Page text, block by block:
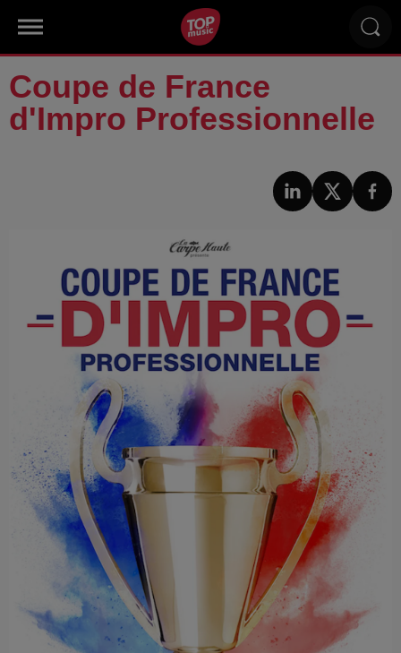
Coupe de France
d'Impro Professionnelle